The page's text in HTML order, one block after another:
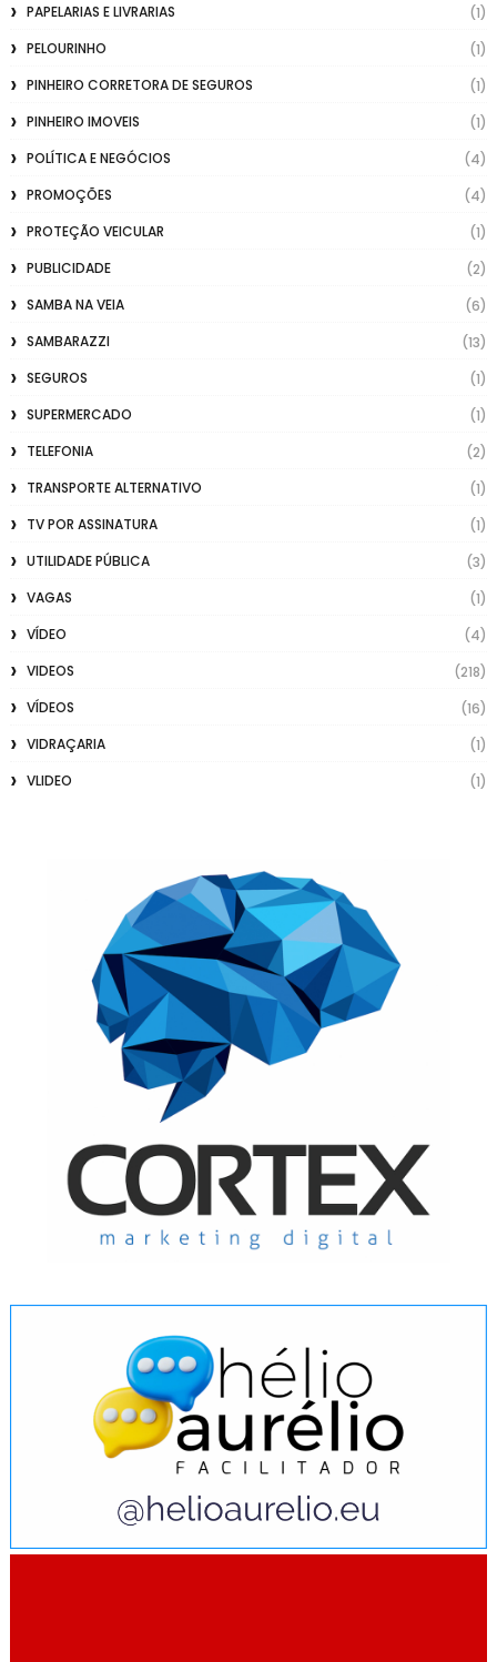
PAPELARIAS E LIVRARIAS
(1)
PELOURINHO
(1)
PINHEIRO CORRETORA DE SEGUROS
(1)
PINHEIRO IMOVEIS
(1)
POLÍTICA E NEGÓCIOS
(4)
PROMOÇÕES
(4)
PROTEÇÃO VEICULAR
(1)
PUBLICIDADE
(2)
SAMBA NA VEIA
(6)
SAMBARAZZI
(13)
SEGUROS
(1)
SUPERMERCADO
(1)
TELEFONIA
(2)
TRANSPORTE ALTERNATIVO
(1)
TV POR ASSINATURA
(1)
UTILIDADE PÚBLICA
(3)
VAGAS
(1)
VÍDEO
(4)
VIDEOS
(218)
VÍDEOS
(16)
VIDRAÇARIA
(1)
VLIDEO
(1)